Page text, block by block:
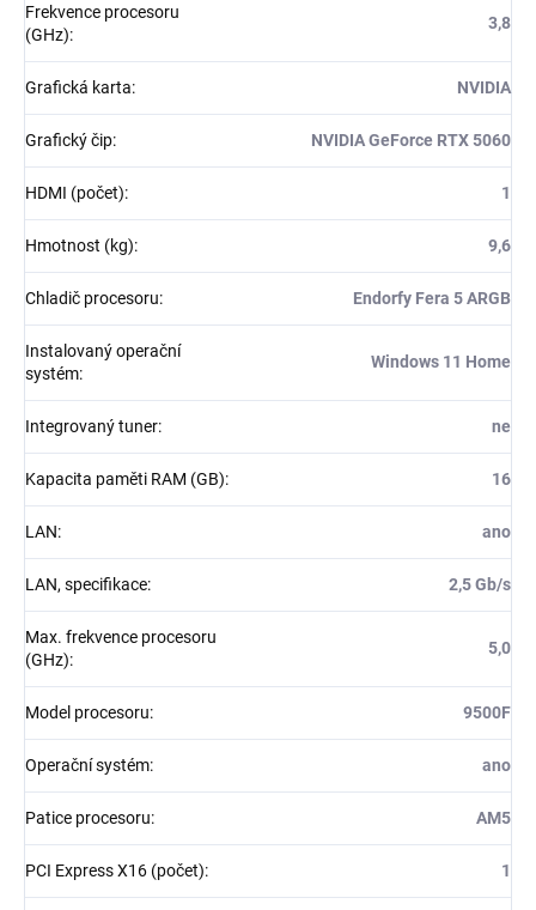
Frekvence procesoru
(GHz):
3,8
Grafická karta: NVIDIA
Grafický čip: NVIDIA GeForce RTX 5060
HDMI (počet): 1
Hmotnost (kg): 9,6
Chladič procesoru: Endorfy Fera 5 ARGB
Instalovaný operační
systém:
Windows 11 Home
Integrovaný tuner: ne
Kapacita paměti RAM (GB): 16
LAN: ano
LAN, specifikace: 2,5 Gb/s
Max. frekvence procesoru
(GHz):
5,0
Model procesoru: 9500F
Operační systém: ano
Patice procesoru: AM5
PCI Express X16 (počet): 1